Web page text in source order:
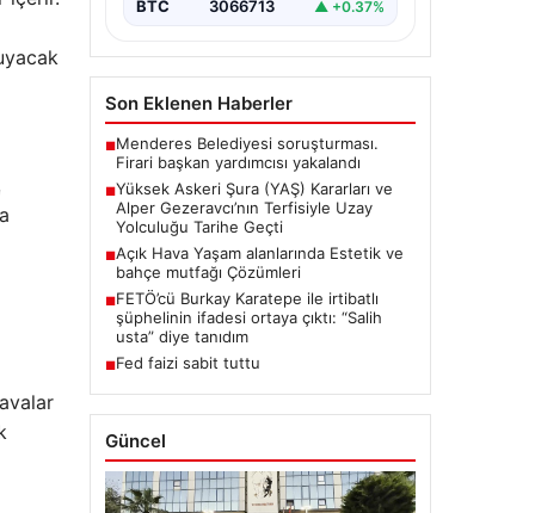
BTC 3066713 ▲ +0.37%
Son Eklenen Haberler
■Menderes Belediyesi soruşturması.
Firari başkan yardımcısı yakalandı
■Yüksek Askeri Şura (YAŞ) Kararları ve
Alper Gezeravcı’nın Terfisiyle Uzay
Yolculuğu Tarihe Geçti
■Açık Hava Yaşam alanlarında Estetik ve
bahçe mutfağı Çözümleri
■FETÖ’cü Burkay Karatepe ile irtibatlı
şüphelinin ifadesi ortaya çıktı: “Salih
usta” diye tanıdım
■Fed faizi sabit tuttu
Güncel